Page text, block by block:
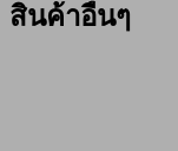
สินค้าอื่นๆ